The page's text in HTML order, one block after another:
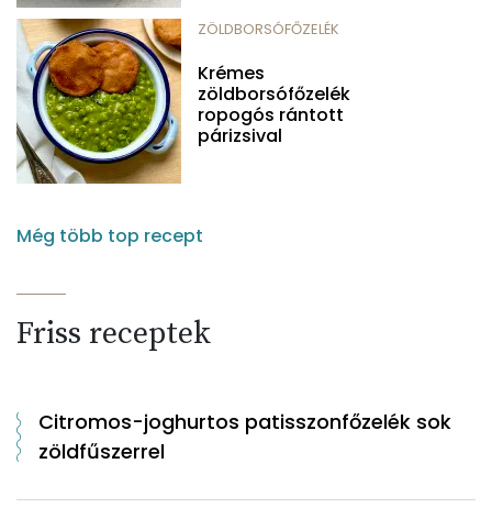
ZÖLDBORSÓFŐZELÉK
Krémes
zöldborsófőzelék
ropogós rántott
párizsival
Még több top recept
Friss receptek
Citromos-joghurtos patisszonfőzelék sok
zöldfűszerrel